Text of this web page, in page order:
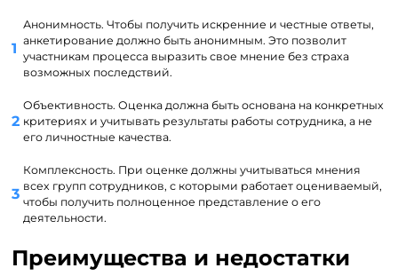
Анонимность. Чтобы получить искренние и честные ответы,
анкетирование должно быть анонимным. Это позволит
участникам процесса выразить свое мнение без страха
возможных последствий.
Объективность. Оценка должна быть основана на конкретных
критериях и учитывать результаты работы сотрудника, а не
его личностные качества.
Комплексность. При оценке должны учитываться мнения
всех групп сотрудников, с которыми работает оцениваемый,
чтобы получить полноценное представление о его
деятельности.
Преимущества и недостатки